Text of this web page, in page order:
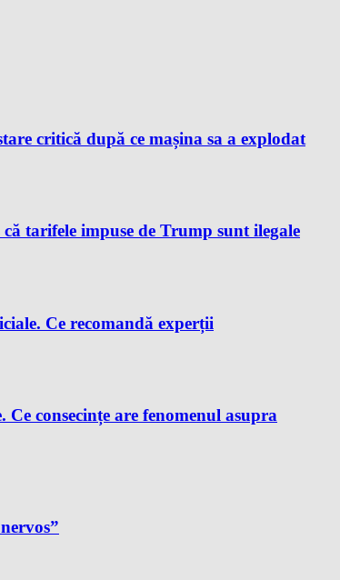
critică după ce mașina sa a explodat
tarifele impuse de Trump sunt ilegale
Ce recomandă experții
consecințe are fenomenul asupra